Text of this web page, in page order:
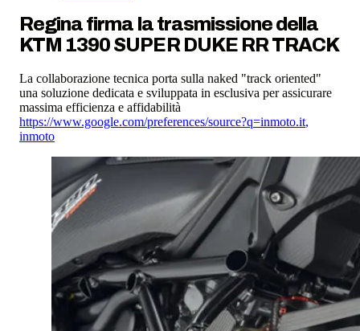
Regina firma la trasmissione della
KTM 1390 SUPER DUKE RR TRACK
La collaborazione tecnica porta sulla naked "track oriented"
una soluzione dedicata e sviluppata in esclusiva per assicurare
massima efficienza e affidabilità
https://www.google.com/preferences/source?q=inmoto.it,
inmoto